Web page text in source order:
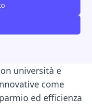
libero
università e
come
ed efficienza